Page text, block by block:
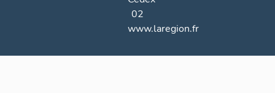
02
www.laregion.fr